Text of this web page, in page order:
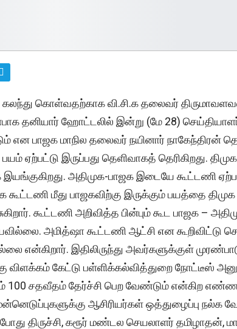
கலந்து கொள்வதற்காக வி.சி.க தலைவர்
முன்பாக தனியார் ஹோட்டலில் இன்று (மே 28)
என பாஜக மாநில தலைவர் நயினார் நாகேந்திரன்
ஏற்பட்டு இருப்பது தெளிவாகத் தெரிகிறது.
அதிமுக-பாஜக இடையே கூட்டணி
கூட்டணி மீது பாஜகவிற்கு இருக்கும் பயத்தை
கூட்டணி அறிவித்த பின்பும் கூட பாஜக –
அமித்ஷா கூட்டணி ஆட்சி என கூறிவிட்டு
என்கிறார். இதிலிருந்து அவர்களுக்குள்
விளக்கம் கேட்டு பள்ளிக்கல்வித்துறை நோட்டீஸ்
100 சதவீதம் தேர்ச்சி பெற வேண்டும் என்கிற
ஆசிரியர்கள் ஒத்துழைப்பு நல்க
திருச்சி, கரூர் மண்டல செயலாளர் தமிழாதன்,